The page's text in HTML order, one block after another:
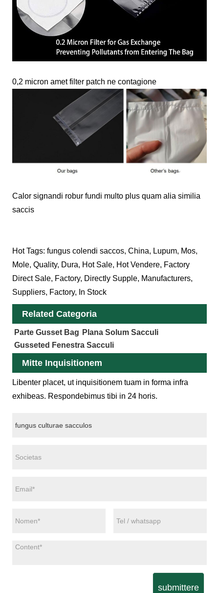
0,2 micron amet filter patch ne contagione
Calor signandi robur fundi multo plus quam alia similia
saccis
Hot Tags: fungus colendi saccos, China, Lupum, Mos,
Mole, Quality, Dura, Hot Sale, Hot Vendere, Factory
Direct Sale, Factory, Directly Supple, Manufacturers,
Suppliers, Factory, In Stock
Related Categoria
Parte Gusset Bag Plana Solum Sacculi
Gusseted Fenestra Sacculi
Mitte Inquisitionem
Libenter placet, ut inquisitionem tuam in forma infra
exhibeas. Respondebimus tibi in 24 horis.
submittere